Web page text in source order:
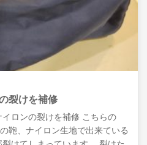
裂けを補修
ロンの裂けを補修 こちらの
鞄、ナイロン生地で出来ている